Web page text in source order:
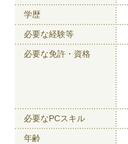
学歴
必要な経験等
必要な免許・資格
必要なPCスキル
年齢